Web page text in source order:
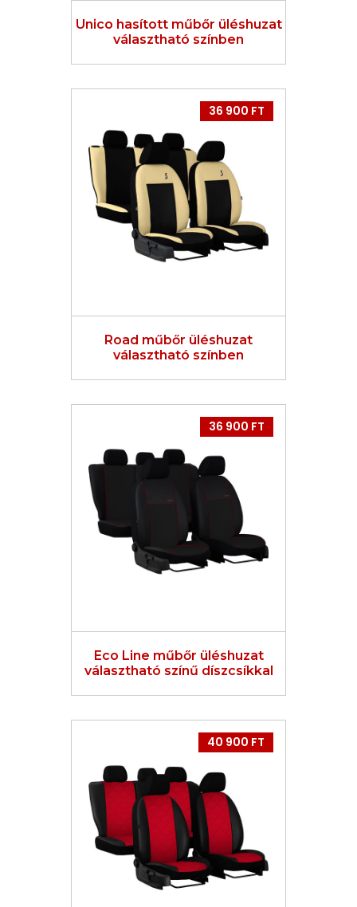
Unico hasított műbőr üléshuzat
választható színben
36 900 FT
Road műbőr üléshuzat
választható színben
36 900 FT
Eco Line műbőr üléshuzat
választható színű díszcsíkkal
40 900 FT